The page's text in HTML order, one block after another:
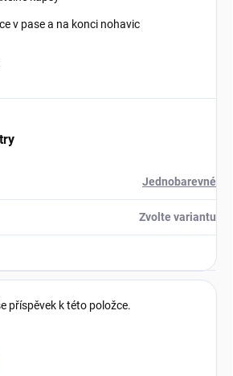
v pase a na konci nohavic
Jednobarevné
Zvolte variantu
příspěvek k této položce.